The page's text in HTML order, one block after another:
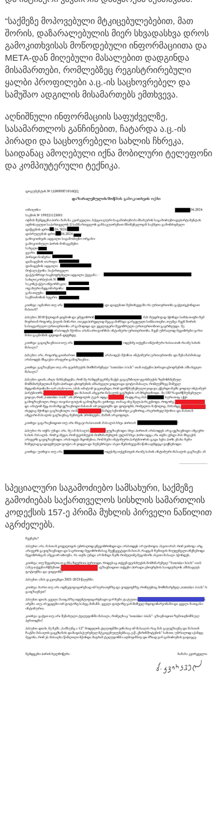
“საქმეზე მოპოვებული მტკიცებულებებით, მათ
შორის, დაზარალებულის მიერ სხვადასხვა დროს
გამოკითხვისას მოწოდებული ინფორმაციითა და
META-დან მიღებული მასალებით დადგინდა
მისამართები, რომლებზეც რეგისტრირებული
ყალბი პროფილები ა.ც.-ის საცხოვრებელ და
სამუშაო ადგილის მისამართებს ემთხვევა.
აღნიშნული ინფორმაციის საფუძველზე,
სასამართლოს განჩინებით, ჩატარდა ა.ც.-ის
პირადი და საცხოვრებელი სახლის ჩხრეკა,
საიდანაც ამოღებული იქნა მობილური ტელეფონი
და კომპიუტერული ტექნიკა.
სპეციალური საგამოძიებო სამსახური, საქმეზე
გამოძიებას საქართველოს სისხლის სამართლის
კოდექსის 157-ე პრიმა მუხლის პირველი ნაწილით
აგრძელებს.